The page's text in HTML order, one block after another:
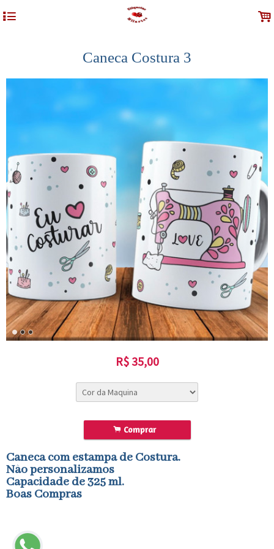
4 .
Caneca Costura 3
R$ 35,00
. Comprar
Caneca com estampa de Costura.
Não personalizamos
Capacidade de 325 ml.
Boas Compras